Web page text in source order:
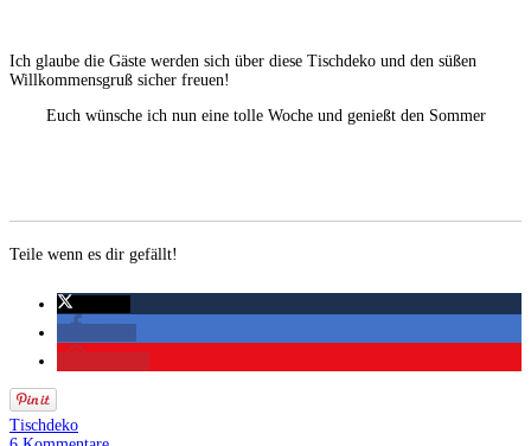
Ich glaube die Gäste werden sich über diese Tischdeko und den süßen
Willkommensgruß sicher freuen!
Euch wünsche ich nun eine tolle Woche und genießt den Sommer
Teile wenn es dir gefällt!
Tischdeko